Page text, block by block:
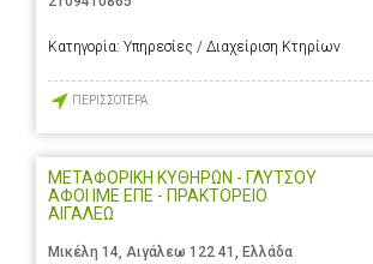
Κατηγορία: Υπηρεσίες / Διαχείριση Κτηρίων
ΠΕΡΙΣΣΟΤΕΡΑ
ΜΕΤΑΦΟΡΙΚΗ ΚΥΘΗΡΩΝ - ΓΛΥΤΣΟΥ
ΑΦΟΙ ΙΜΕ ΕΠΕ - ΠΡΑΚΤΟΡΕΙΟ
ΑΙΓΑΛΕΩ
Μικέλη 14, Αιγάλεω 122 41, Ελλάδα